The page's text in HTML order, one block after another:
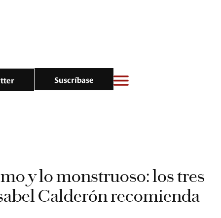
Suscríbase
y lo monstruoso: los tres
Calderón recomienda